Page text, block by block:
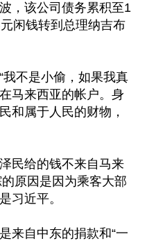
，该公司债务累积至1
闲钱转到总理纳吉布
不是小偷，如果我真
马来西亚的帐户。身
和属于人民的财物，
民给的钱不来自马来
原因是因为乘客大部
习近平。
来自中东的捐款和“一